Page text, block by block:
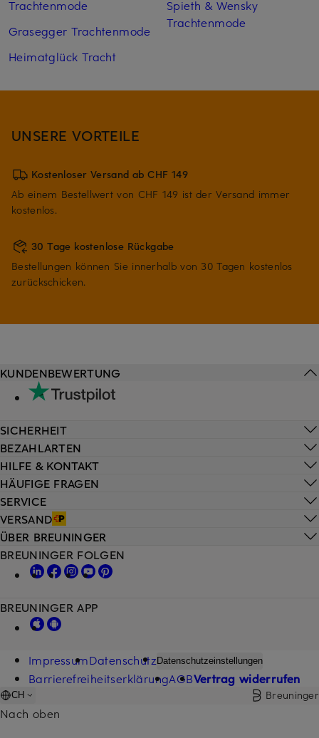
Trachtenmode
Grasegger Trachtenmode
Heimatglück Tracht
Spieth & Wensky
Trachtenmode
UNSERE VORTEILE
Kostenloser Versand ab CHF 149
Ab einem Bestellwert von CHF 149 ist der Versand immer
kostenlos.
30 Tage kostenlose Rückgabe
Bestellungen können Sie innerhalb von 30 Tagen kostenlos
zurückschicken.
HILFE & KONTAKT
HÄUFIGE FRAGEN
SERVICE
VERSAND
KUNDENBEWERTUNG
SICHERHEIT
BEZAHLARTEN
ÜBER BREUNINGER
BREUNINGER FOLGEN
BREUNINGER APP
ImpressumDatenschutz Datenschutzeinstellungen
BarrierefreiheitserklärungAGBVertrag widerrufen
CH Breuninger
Nach oben